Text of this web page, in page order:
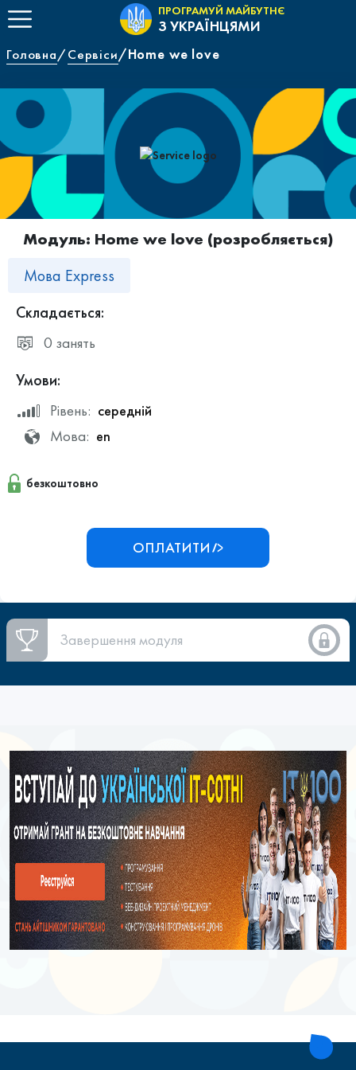
ПРОГРАМУЙ МАЙБУТНЄ
З УКРАЇНЦЯМИ
Головна Сервіси Home we love
Модуль: Home we love (розробляється)
Мова Express
Складається:
0 занять
Умови:
Рівень: середній
Мова: en
безкоштовно
ОПЛАТИТИ
Завершення модуля